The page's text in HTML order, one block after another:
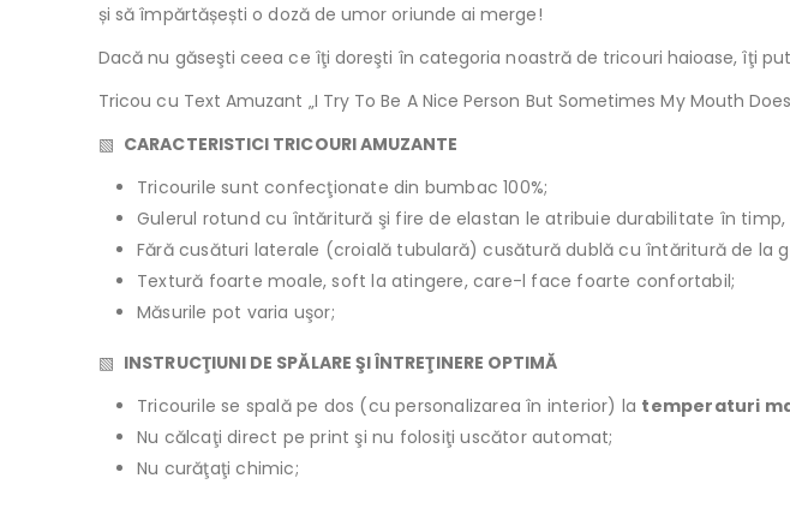
și să împărtășești o doză de umor oriunde ai merge!
Dacă nu găseşti ceea ce îţi doreşti în categoria noastră de tricouri haioase, îţi
Tricou cu Text Amuzant „I Try To Be A Nice Person But Sometimes My Mouth
▧ CARACTERISTICI TRICOURI AMUZANTE
Tricourile sunt confecţionate din bumbac 100%;
Gulerul rotund cu întăritură şi fire de elastan le atribuie durabilitate în
Fără cusături laterale (croială tubulară) cusătură dublă cu întăritură de la
Textură foarte moale, soft la atingere, care-l face foarte confortabil;
Măsurile pot varia uşor;
▧ INSTRUCŢIUNI DE SPĂLARE ŞI ÎNTREŢINERE OPTIMĂ
Tricourile se spală pe dos (cu personalizarea în interior) la temperaturi
Nu călcaţi direct pe print şi nu folosiţi uscător automat;
Nu curăţaţi chimic;